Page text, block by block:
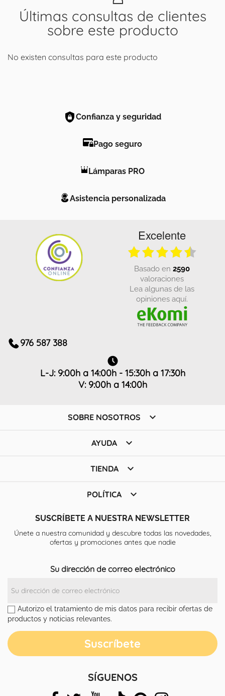
Últimas consultas de clientes
sobre este producto
No existen consultas para este producto
Confianza y seguridad
Pago seguro
Lámparas PRO
Asistencia personalizada
Excelente
basado en 2590
valoraciones
Lea algunas de las
opiniones aquí.
976 587 388
L-J: 9:00h a 14:00h - 15:30h a 17:30h
V: 9:00h a 14:00h
SOBRE NOSOTROS 
AYUDA 
TIENDA 
POLÍTICA 
SUSCRÍBETE A NUESTRA NEWSLETTER
Únete a nuestra comunidad y descubre todas las novedades,
ofertas y promociones antes que nadie
Su dirección de correo electrónico
Autorizo el tratamiento de mis datos para recibir ofertas de
productos y noticias relevantes.
SÍGUENOS